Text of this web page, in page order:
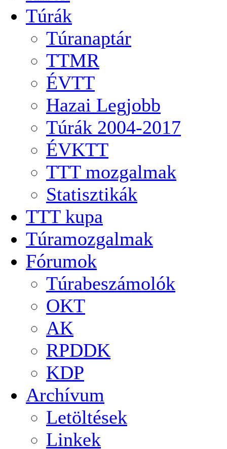
Túrák
Túranaptár
TTMR
ÉVTT
Hazai Legjobb
Túrák 2004-2017
ÉVKTT
TTT mozgalmak
Statisztikák
TTT kupa
Túramozgalmak
Fórumok
Túrabeszámolók
OKT
AK
RPDDK
KDP
Archívum
Letöltések
Linkek